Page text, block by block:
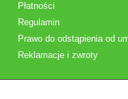
Płatności
Regulamin
Prawo do odstąpienia od
Reklamacje i zwroty